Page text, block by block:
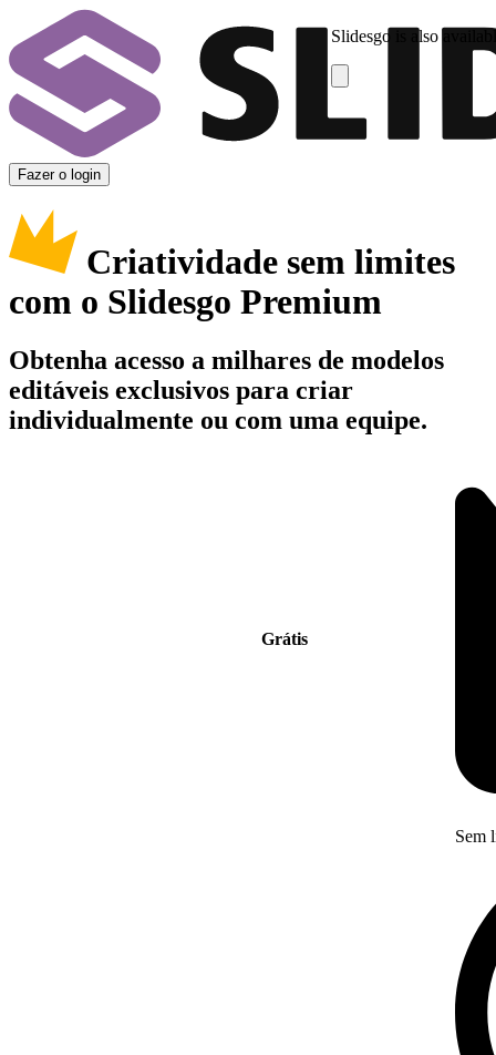
Slidesgo is also
Fazer o login
Criatividade sem limites
com o Slidesgo Premium
Obtenha acesso a milhares de modelos
editáveis exclusivos para criar
individualmente ou com uma equipe.
Grátis
Sem